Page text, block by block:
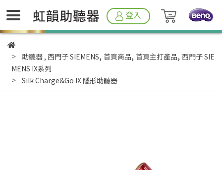
登入
助聽器 , 西門子 SIEMENS, 首頁商品, 首頁主打產品, 西門子 SIE
MENS IX系列
Silk Charge&Go IX 隱形助聽器